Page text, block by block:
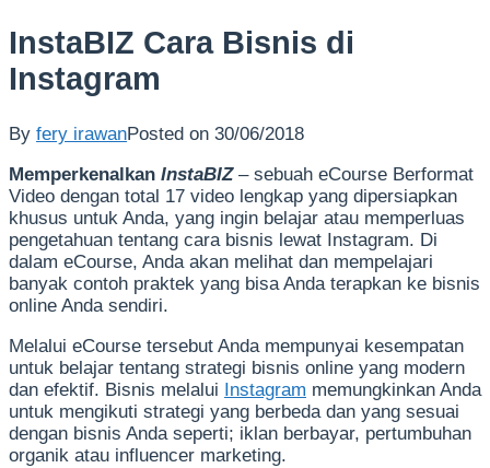
InstaBIZ Cara Bisnis di
Instagram
By fery irawanPosted on 30/06/2018
Memperkenalkan InstaBIZ– sebuah eCourse Berformat
Video dengan total 17 video lengkap yang dipersiapkan
khusus untuk Anda, yang ingin belajar atau memperluas
pengetahuan tentang cara bisnis lewat Instagram. Di
dalam eCourse, Anda akan melihat dan mempelajari
banyak contoh praktek yang bisa Anda terapkan ke bisnis
online Anda sendiri.
Melalui eCourse tersebut Anda mempunyai kesempatan
untuk belajar tentang strategi bisnis online yang modern
dan efektif. Bisnis melalui
Instagram memungkinkan Anda
untuk mengikuti strategi yang berbeda dan yang sesuai
dengan bisnis Anda seperti; iklan berbayar, pertumbuhan
organik atau influencer marketing.